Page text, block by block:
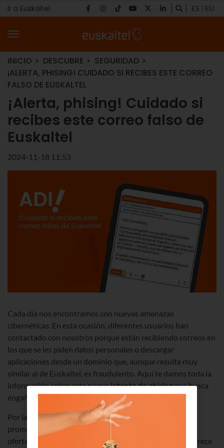
Ir a Euskaltel ES EU
INICIO DESCUBRE
SEGURIDAD
¡ALERTA, PHISING! CUIDADO SI RECIBES ESTE CORREO
FALSO DE EUSKALTEL
¡Alerta, phising! Cuidado si
recibes este correo falso de
Euskaltel
2024-11-18 11:53
Cada día nos encontramos con nuevas amenazas
cibernéticas. En esta ocasión, diferentes usuarios han
contactado con nosotros porque están recibiendo correos en
los que se les piden datos personales o descargar
aplicaciones desde un dominio que, aunque resulta muy
similar al de Euskaltel, es fraudulento. Aquí te damos toda la
información sobre este nuevointento dephisingque busca
engañar haciéndose pasar por nosotros.
Por la Red circulan y se viralizan cada día diferentes
promociones y descuentos. En los últimos tiempos, a las
ofertas comerciales se han sumado una tipología que parece